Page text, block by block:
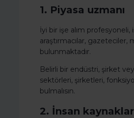
1. Piyasa uzmanı
İyi bir işe alım profesyoneli,
araştırmacılar,
bulunmaktadır.
Belirli bir endüstri, şirket
sektörleri, şirketleri,
bulmalısın.
2. İnsan